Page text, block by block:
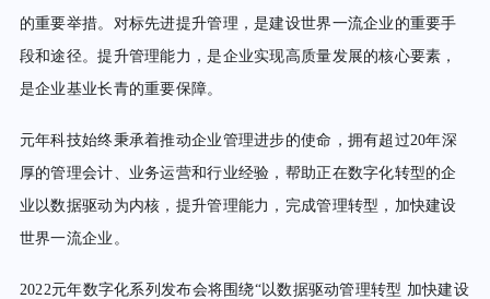
的重要举措。对标先进提升管理，是建设世界一流企业的重要手
段和途径。提升管理能力，是企业实现高质量发展的核心要素，
是企业基业长青的重要保障。
元年科技始终秉承着推动企业管理进步的使命，拥有超过20年深
厚的管理会计、业务运营和行业经验，帮助正在数字化转型的企
业以数据驱动为内核，提升管理能力，完成管理转型，加快建设
世界一流企业。
2022元年数字化系列发布会将围绕“以数据驱动管理转型 加快建设